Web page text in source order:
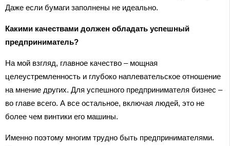
Даже если бумаги заполнены не идеально.
Какими качествами должен обладать успешный
предприниматель?
На мой взгляд, главное качество – мощная
целеустремленность и глубоко наплевательское отношение
на мнение других. Для успешного предпринимателя бизнес –
во главе всего. А все остальное, включая людей, это не
более чем винтики его машины.
Именно поэтому многим трудно быть предпринимателями.